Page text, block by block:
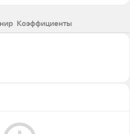
Коэффициенты